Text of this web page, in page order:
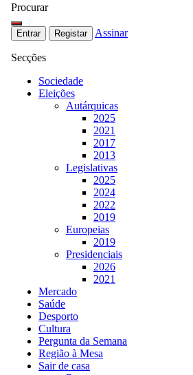
Procurar
Entrar Registar Assinar
Secções
Sociedade
Eleições
Autárquicas
2025
2021
2017
2013
Legislativas
2025
2024
2022
2019
Europeias
2019
Presidenciais
2026
2021
Mercado
Saúde
Desporto
Cultura
Pergunta da Semana
Região à Mesa
Sair de casa